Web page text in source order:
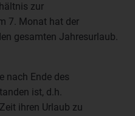
zur
7. Monat hat der
gesamten Jahresurlaub.
nach Ende des
ist, d.h.
ihren Urlaub zu